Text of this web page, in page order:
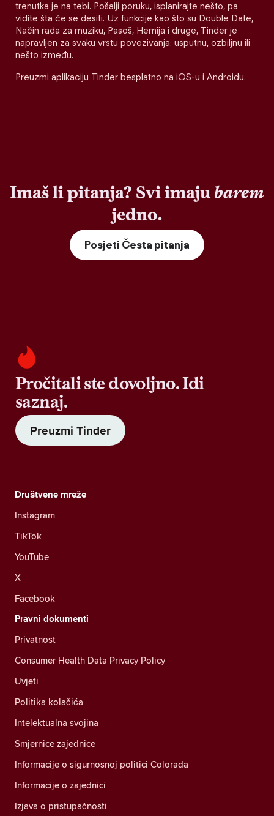
trenutka je na tebi. Pošalji poruku, isplanirajte nešto, pa
vidite šta će se desiti. Uz funkcije kao što su Double Date,
Način rada za muziku, Pasoš, Hemija i druge, Tinder je
napravljen za svaku vrstu povezivanja: usputnu, ozbiljnu ili
nešto između.
Preuzmi aplikaciju Tinder besplatno na iOS-u i Androidu.
Imaš li pitanja? Svi imaju barem
jedno.
Posjeti Česta pitanja
Pročitali ste dovoljno. Idi
saznaj.
Preuzmi Tinder
Društvene mreže
Instagram
TikTok
YouTube
X
Facebook
Pravni dokumenti
Privatnost
Consumer Health Data Privacy Policy
Uvjeti
Politika kolačića
Intelektualna svojina
Smjernice zajednice
Informacije o sigurnosnoj politici Colorada
Informacije o zajednici
Izjava o pristupačnosti